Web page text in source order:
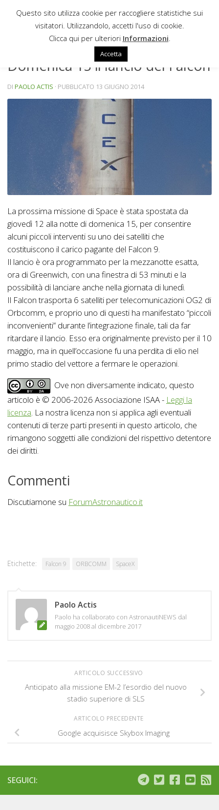
Sotto il contenuto
Domenica 15 il lancio del Falcon
DI PAOLO ACTIS · PUBBLICATO 13 GIUGNO 2014
La prossima missione di Space è stata spostata da
giovedì 12 alla notte di domenica 15, per consentire
alcuni piccoli interventi su uno dei satelliti che
costituiscono il carico pagante del Falcon 9.
Il lancio è ora programmato per la mezzanotte esatta,
ora di Greenwich, con una finestra di 53 minuti e la
possibilità di lanciare anche nella giornata di lunedì.
Il Falcon trasporta 6 satelliti per telecomunicazioni OG2 di
Orbcomm, e proprio uno di questi ha manifestato “piccoli
inconvenienti” durante l’integrazione finale, tali da far
ritardare il lancio. Esso era originalmente previsto per il 10
maggio, ma in quell’occasione fu una perdita di elio nel
primo stadio del vettore a fermare le operazioni.
Ove non diversamente indicato, questo
articolo è © 2006-2026 Associazione ISAA - Leggi la
licenza. La nostra licenza non si applica agli eventuali
contenuti di terze parti presenti in questo articolo, che
rimangono soggetti alle condizioni del rispettivo detentore
dei diritti.
Commenti
Discutiamone su ForumAstronautico.it
Etichette: Falcon 9 ORBCOMM SpaceX
Paolo Actis
Paolo ha collaborato con AstronautiNEWS dal
maggio 2008 al dicembre 2017
ARTICOLO SUCCESSIVO
Anticipato alla missione EM-2 l’esordio del nuovo
stadio superiore di SLS
ARTICOLO PRECEDENTE
Google acquisisce Skybox Imaging
SEGUICI:
Questo sito utilizza cookie per raccogliere statistiche sui
visitatori. Utilizzandolo, accetti l'uso di cookie.
Clicca qui per ulteriori Informazioni
Accetta